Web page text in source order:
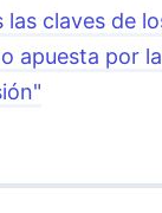
las claves de
apuesta por